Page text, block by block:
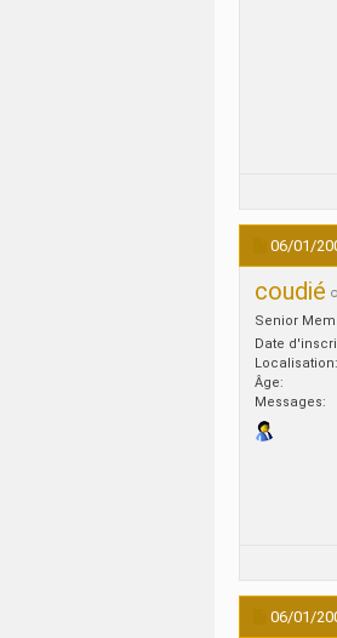
06/01/
coudié
Senior
Date
Localisation
Âge
Messages
06/01/